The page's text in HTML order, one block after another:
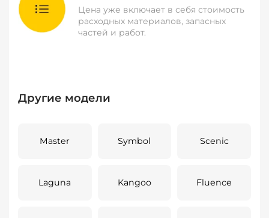
Цена уже включает в себя стоимость
расходных материалов, запасных
частей и работ.
Другие модели
Master Symbol Scenic
Laguna Kangoo Fluence